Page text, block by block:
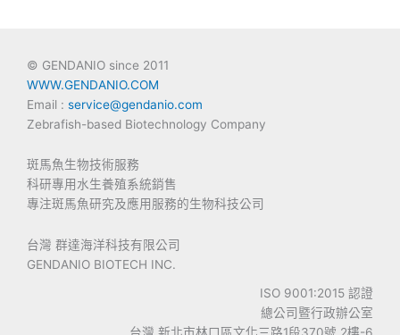
© GENDANIO since 2011
WWW.GENDANIO.COM
Email : service@gendanio.com
Zebrafish-based Biotechnology Company
斑馬魚生物技術服務
科研專用水生養殖系統銷售
專注斑馬魚研究及應用服務的生物科技公司
台灣 群達海洋科技有限公司
GENDANIO BIOTECH INC.
ISO 9001:2015 認證
總公司暨行政辦公室